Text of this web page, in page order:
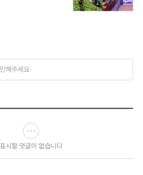
해주세요
표시할 댓글이 없습니다